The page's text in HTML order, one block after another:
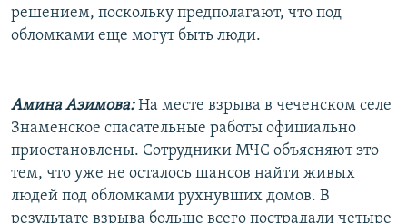
решением, поскольку предполагают, что под
обломками еще могут быть люди.
Амина Азимова:На месте взрыва в чеченском селе
Знаменское спасательные работы официально
приостановлены. Сотрудники МЧС объясняют это
тем, что уже не осталось шансов найти живых
людей под обломками рухнувших домов. В
результате взрыва больше всего пострадали четыре